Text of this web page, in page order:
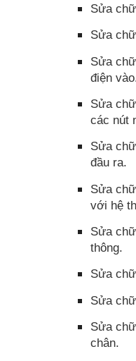
Sửa
Sửa
Sửa
điện
Sửa
các nút
Sửa
đầu ra.
Sửa
với hệ
Sửa
thông.
Sửa
Sửa
Sửa
chân.